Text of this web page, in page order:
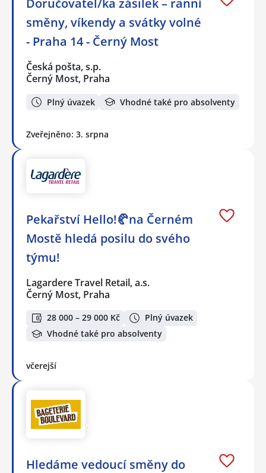
Doručovatel/ka zásilek – ranní
směny, víkendy a svátky volné
- Praha 14 - Černý Most
Česká pošta, s.p.
Černý Most, Praha
Plný úvazek Vhodné také pro absolventy
Zveřejněno: 3. srpna
Pekařství Hello!🥐na Černém
Mostě hledá posilu do svého
týmu!
Lagardere Travel Retail, a.s.
Černý Most, Praha
28 000 – 29 000 Kč
Plný úvazek
Vhodné také pro absolventy
včerejší
Hledáme vedoucí směny do